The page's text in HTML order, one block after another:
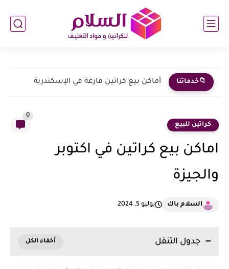
📁خدماتنا أماكن بيع كراتين فارغة في الإسكندرية
كراتين للبيع
0
اماكن بيع كراتين في اكتوبر
والجيزة
السلام باك يوليو 5, 2024
جدول التنقل